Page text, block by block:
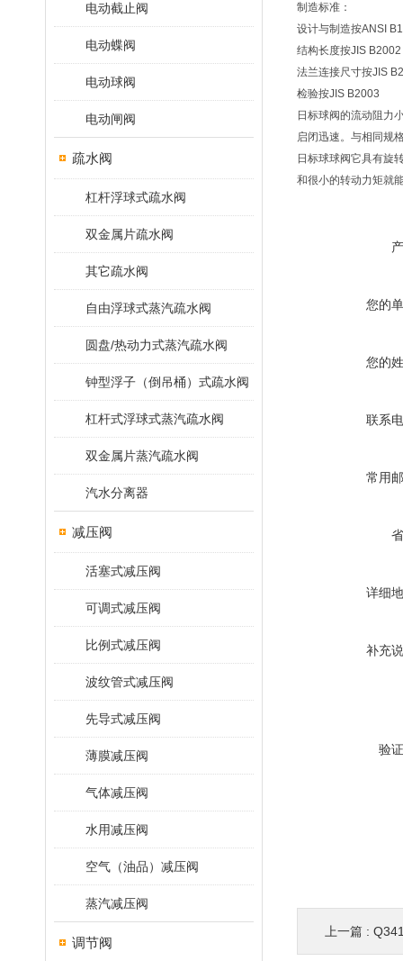
电动截止阀
电动蝶阀
电动球阀
电动闸阀
疏水阀
杠杆浮球式疏水阀
双金属片疏水阀
其它疏水阀
自由浮球式蒸汽疏水阀
圆盘/热动力式蒸汽疏水阀
钟型浮子（倒吊桶）式疏水阀
杠杆式浮球式蒸汽疏水阀
双金属片蒸汽疏水阀
汽水分离器
减压阀
活塞式减压阀
可调式减压阀
比例式减压阀
波纹管式减压阀
先导式减压阀
薄膜减压阀
气体减压阀
水用减压阀
空气（油品）减压阀
蒸汽减压阀
调节阀
制造标准：
设计与制造按ANSI
结构长度按JIS B2002
法兰连接尺寸按JIS
检验按JIS B2003
日标球阀的流动阻力
启闭迅速。与相同规
日标球球阀它具有旋
和很小的转动力矩就
您的
您的
联系
常用
详细
补充
验
上一篇 :